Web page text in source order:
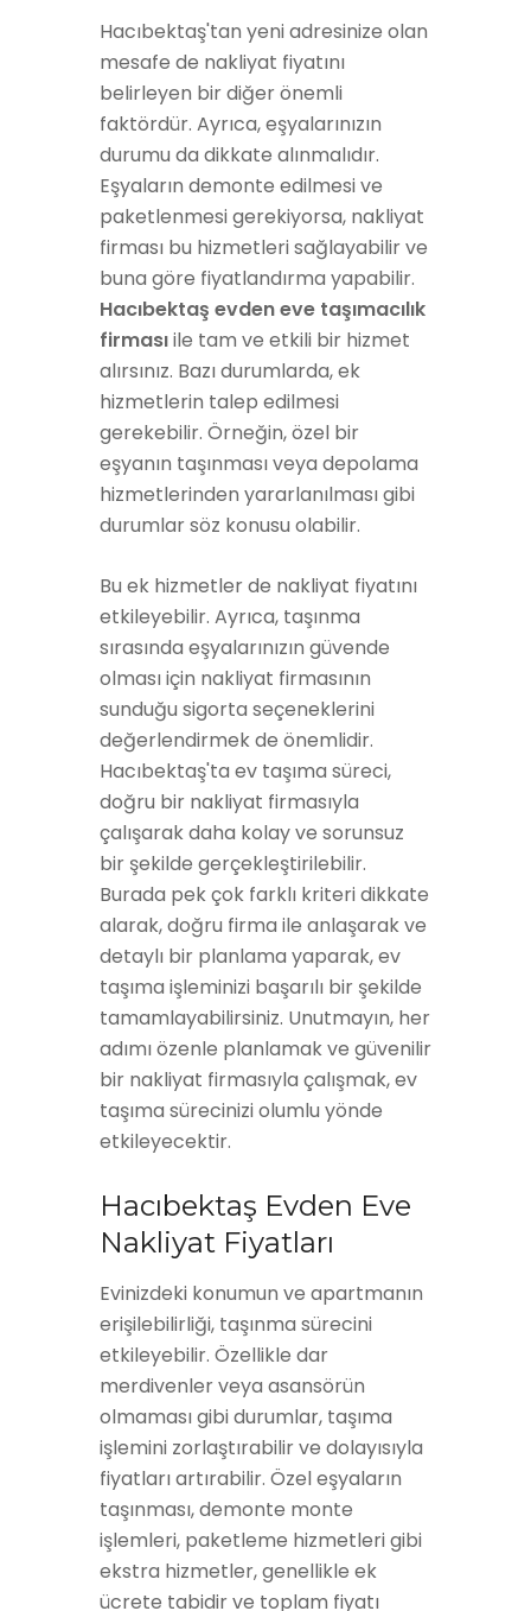
Hacıbektaş'tan yeni adresinize olan
mesafe de nakliyat fiyatını
belirleyen bir diğer önemli
faktördür. Ayrıca, eşyalarınızın
durumu da dikkate alınmalıdır.
Eşyaların demonte edilmesi ve
paketlenmesi gerekiyorsa, nakliyat
firması bu hizmetleri sağlayabilir ve
buna göre fiyatlandırma yapabilir.
Hacıbektaş evden eve taşımacılık
firmasıile tam ve etkili bir hizmet
alırsınız. Bazı durumlarda, ek
hizmetlerin talep edilmesi
gerekebilir. Örneğin, özel bir
eşyanın taşınması veya depolama
hizmetlerinden yararlanılması gibi
durumlar söz konusu olabilir.
Bu ek hizmetler de nakliyat fiyatını
etkileyebilir. Ayrıca, taşınma
sırasında eşyalarınızın güvende
olması için nakliyat firmasının
sunduğu sigorta seçeneklerini
değerlendirmek de önemlidir.
Hacıbektaş'ta ev taşıma süreci,
doğru bir nakliyat firmasıyla
çalışarak daha kolay ve sorunsuz
bir şekilde gerçekleştirilebilir.
Burada pek çok farklı kriteri dikkate
alarak, doğru firma ile anlaşarak ve
detaylı bir planlama yaparak, ev
taşıma işleminizi başarılı bir şekilde
tamamlayabilirsiniz. Unutmayın, her
adımı özenle planlamak ve güvenilir
bir nakliyat firmasıyla çalışmak, ev
taşıma sürecinizi olumlu yönde
etkileyecektir.
Hacıbektaş Evden Eve
Nakliyat Fiyatları
Evinizdeki konumun ve apartmanın
erişilebilirliği, taşınma sürecini
etkileyebilir. Özellikle dar
merdivenler veya asansörün
olmaması gibi durumlar, taşıma
işlemini zorlaştırabilir ve dolayısıyla
fiyatları artırabilir. Özel eşyaların
taşınması, demonte monte
işlemleri, paketleme hizmetleri gibi
ekstra hizmetler, genellikle ek
ücrete tabidir ve toplam fiyatı